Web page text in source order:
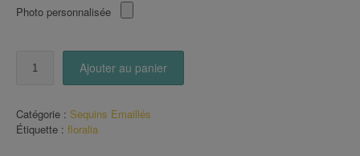
Photo personnalisée
(1)
Ajouter au panier
Catégorie : Sequins Emaillés
Étiquette : floralia